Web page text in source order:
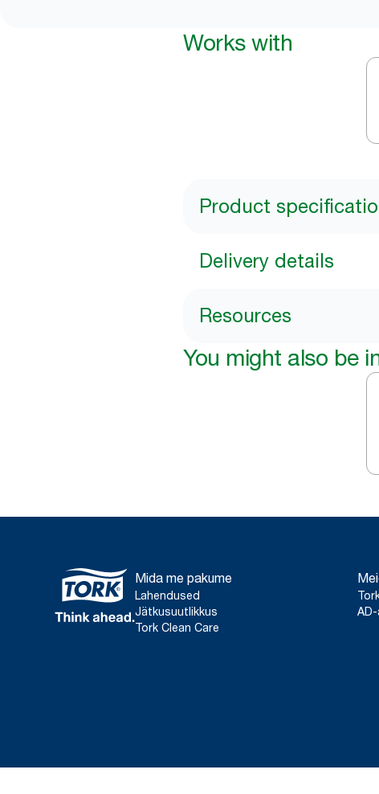
Works with
Product
Delivery details
Resources
You might also be
Mida me pakume
Lahendused
Jätkusuutlikkus
Tork Clean Care